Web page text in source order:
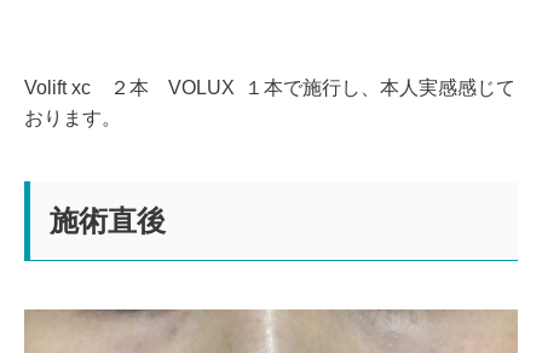
Volift xc ２本 VOLUX １本で施行し、本人実感感じて
おります。
施術直後